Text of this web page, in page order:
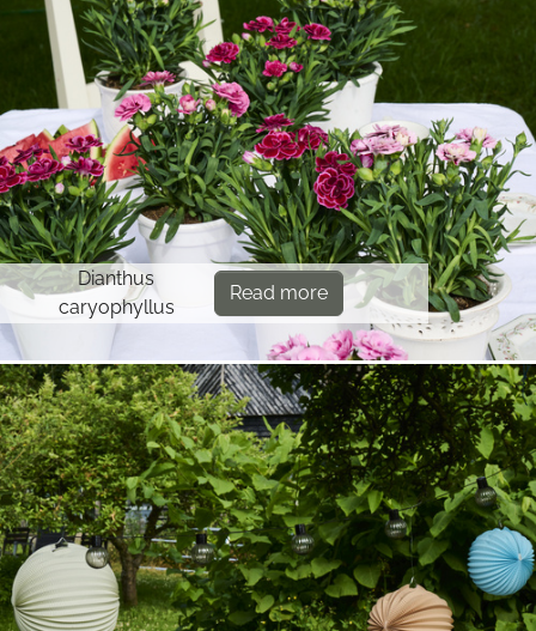
Dianthus
caryophyllus
Read more